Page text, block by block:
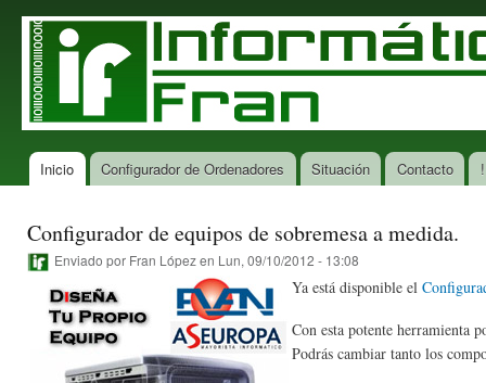
Informática
Fran
Tu tienda
de
informática
en San
Ciprián
Menú principal
Inicio Configurador de Ordenadores Situación Contacto !
Configurador de equipos de sobremesa a medida.
Enviado por Fran Lópezen Lun, 09/10/2012 - 13:08
Ya está disponible el
Con esta potente herramienta
Podrás cambiar tanto los